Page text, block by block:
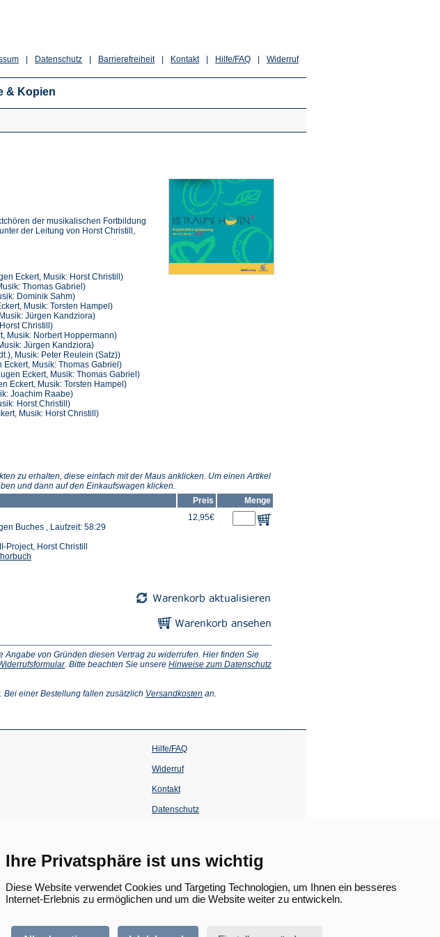
Ihre Privatsphäre ist uns wichtig
Diese Website verwendet Cookies und Targeting Technologien, um Ihnen ein besseres
Internet-Erlebnis zu ermöglichen und um die Website weiter zu entwickeln.
Widerruf
Hilfe/FAQ
Kontakt
Barrierefreiheit
Datenschutz
& Kopien
der musikalischen Fortbildung
der Leitung von Horst Christill,
Eckert, Musik: Horst Christill)
Thomas Gabriel)
Dominik Sahm)
Musik: Torsten Hampel)
Jürgen Kandziora)
Christill)
Musik: Norbert Hoppermann)
Jürgen Kandziora)
Musik: Peter Reulein (Satz))
Eckert, Musik: Thomas Gabriel)
Eckert, Musik: Thomas Gabriel)
Eckert, Musik: Torsten Hampel)
Joachim Raabe)
Horst Christill)
Musik: Horst Christill)
zu erhalten, diese einfach mit der Maus anklicken. Um einen Artikel
und dann auf den Einkaufswagen klicken.
Preis
Menge
Buches , Laufzeit: 58:29
Project, Horst Christill
12,95€
Angabe von Gründen diesen Vertrag zu widerrufen. Hier finden Sie
(Öffnet
neuen
. Bitte beachten Sie unsere Hinweise zum Datenschutz
einer Bestellung fallen zusätzlich Versandkosten (Öffnet
Tab)
an.
Hilfe/FAQ
Widerruf
Kontakt
Datenschutz
einem
neuen